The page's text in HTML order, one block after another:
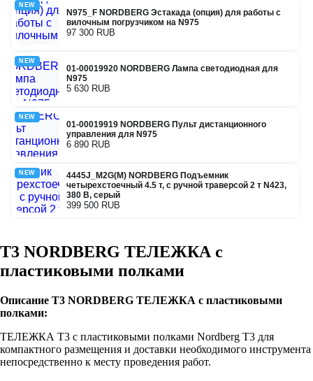
NEW
N975_F NORDBERG Эстакада (опция) для работы с
вилочным погрузчиком на N975
97 300 RUB
NEW
01-00019920 NORDBERG Лампа светодиодная для
N975
5 630 RUB
NEW
01-00019919 NORDBERG Пульт дистанционного
управления для N975
6 890 RUB
NEW
4445J_M2G(M) NORDBERG Подъемник
четырехстоечный 4.5 т, с ручной траверсой 2 т N423,
380 В, серый
399 500 RUB
T3 NORDBERG ТЕЛЕЖКА с
пластиковыми полками
Описание T3 NORDBERG ТЕЛЕЖКА с пластиковыми
полками:
ТЕЛЕЖКА T3 с пластиковыми полками Nordberg T3 для
компактного размещения и доставки необходимого инструмента
непосредственно к месту проведения работ.